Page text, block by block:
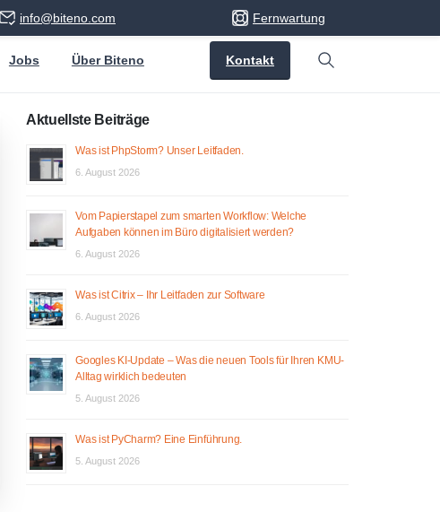
info@biteno.com Fernwartung
Jobs Über Biteno Kontakt
Search
Aktuellste Beiträge
Was ist PhpStorm? Unser Leitfaden.
6. August 2026
Vom Papierstapel zum smarten Workflow: Welche
Aufgaben können im Büro digitalisiert werden?
6. August 2026
Was ist Citrix – Ihr Leitfaden zur Software
6. August 2026
Googles KI-Update – Was die neuen Tools für Ihren KMU-
Alltag wirklich bedeuten
5. August 2026
Was ist PyCharm? Eine Einführung.
5. August 2026